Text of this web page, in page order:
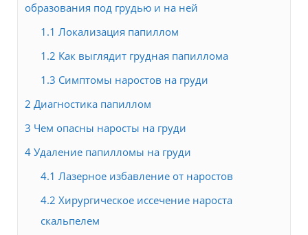
образования под грудью и на ней
1.1 Локализация папиллом
1.2 Как выглядит грудная папиллома
1.3 Симптомы наростов на груди
2 Диагностика папиллом
3 Чем опасны наросты на груди
4 Удаление папилломы на груди
4.1 Лазерное избавление от наростов
4.2 Хирургическое иссечение нароста
скальпелем